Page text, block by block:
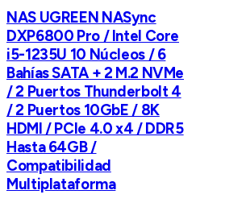
NAS UGREEN NASync
DXP6800 Pro / Intel Core
i5-1235U 10 Núcleos / 6
Bahías SATA + 2 M.2 NVMe
/ 2 Puertos Thunderbolt 4
/ 2 Puertos 10GbE / 8K
HDMI / PCIe 4.0 x4 / DDR5
Hasta 64GB /
Compatibilidad
Multiplataforma